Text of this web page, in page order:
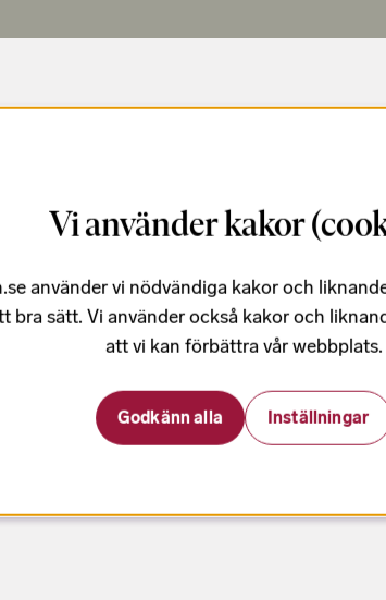
stå i alla fall. Som jag har längtat!
där några av mina låtar kläs i
ståt blir det en oförglömlig afton.
Vi använder kakor
använder vi nödvändiga kakor och
bra sätt. Vi använder också kakor och
att vi kan förbättra vår webbplats.
Godkänn alla Inställningar